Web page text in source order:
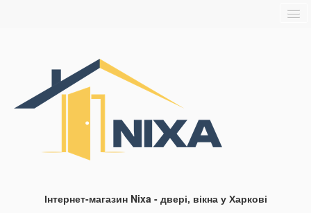
Блог
Інтернет-магазин Nixa - двері, вікна у Харкові